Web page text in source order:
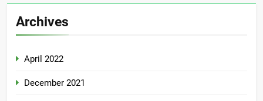
Archives
April 2022
December 2021